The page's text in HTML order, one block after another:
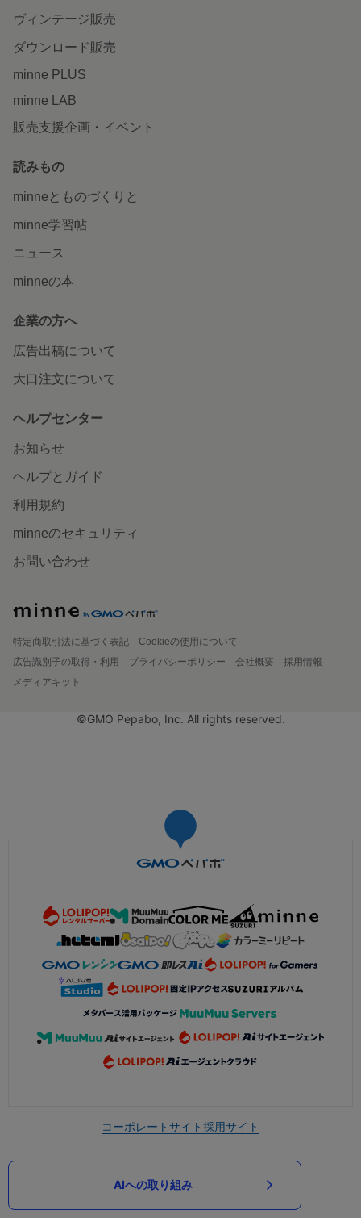
ヴィンテージ販売
ダウンロード販売
minne PLUS
minne LAB
販売支援企画・イベント
読みもの
minneとものづくりと
minne学習帖
ニュース
minneの本
企業の方へ
広告出稿について
大口注文について
ヘルプセンター
お知らせ
ヘルプとガイド
利用規約
minneのセキュリティ
お問い合わせ
特定商取引法に基づく表記
Cookieの使用について
広告識別子の取得・利用
プライバシーポリシー 会社概要
採用情報
メディアキット
©GMO Pepabo, Inc. All rights reserved.
コーポレートサイト採用サイト
AIへの取り組み